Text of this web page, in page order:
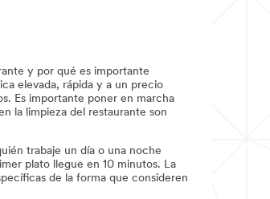
y por qué es importante
elevada, rápida y a un precio
Es importante poner en marcha
la limpieza del restaurante son
trabaje un día o una noche
plato llegue en 10 minutos. La
de la forma que consideren